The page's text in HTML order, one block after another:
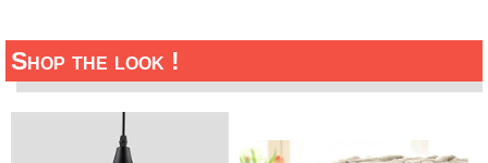
Shop the look !